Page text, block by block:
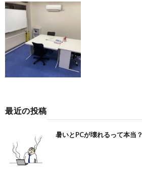
最近の投稿
暑いとPCが壊れるって本当？